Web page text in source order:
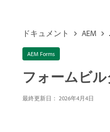
ドキュメント AEM
AEM Forms
フォームビ
最終更新日： 2026年4月4日